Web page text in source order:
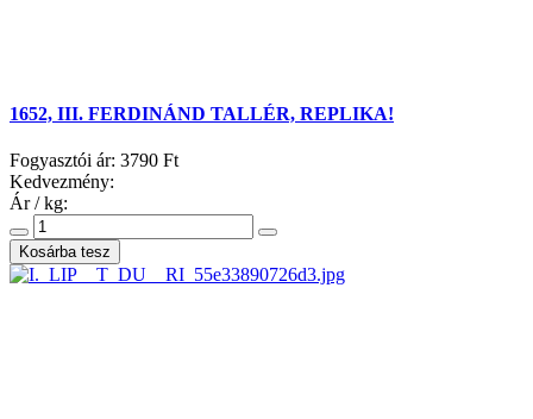
1652, III. FERDINÁND TALLÉR, REPLIKA!
Fogyasztói ár: 3790 Ft
Kedvezmény:
Ár / kg: